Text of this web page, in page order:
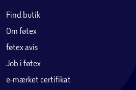
Find butik
Om føtex
føtex avis
Job i føtex
e-mærket certifikat